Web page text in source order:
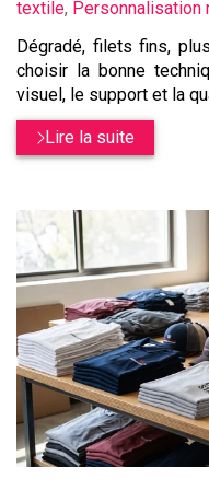
:
textile, Personnalisation
Dégradé, filets fins,
choisir la bonne
visuel, le support et la
Lire la suite